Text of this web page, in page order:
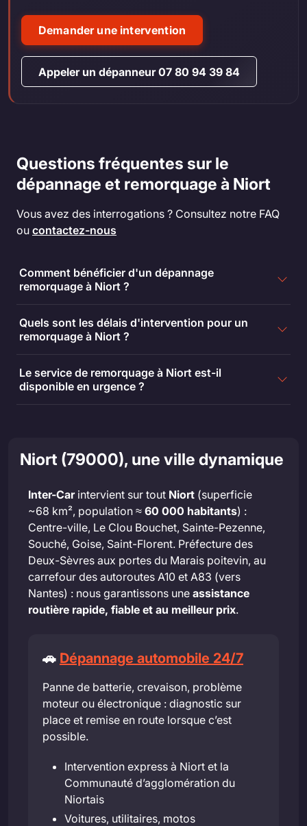
Demander une intervention
Appeler un dépanneur 07 80 94 39 84
Questions fréquentes sur le
dépannage et remorquage à Niort
Vous avez des interrogations ? Consultez notre FAQ
ou contactez-nous
Comment bénéficier d'un dépannage
remorquage à Niort ?
Quels sont les délais d'intervention pour un
remorquage à Niort ?
Le service de remorquage à Niort est-il
disponible en urgence ?
Niort (79000), une ville dynamique
Inter-Carintervient sur tout Niort (superficie
~68 km², population ≈ 60 000 habitants) :
Centre-ville, Le Clou Bouchet, Sainte-Pezenne,
Souché, Goise, Saint-Florent. Préfecture des
Deux-Sèvres aux portes du Marais poitevin, au
carrefour des autoroutes A10 et A83 (vers
Nantes) : nous garantissons une assistance
routière rapide, fiable et au meilleur prix.
🚗 Dépannage automobile 24/7
Panne de batterie, crevaison, problème
moteur ou électronique : diagnostic sur
place et remise en route lorsque c’est
possible.
Intervention express à Niort et la
Communauté d’agglomération du
Niortais
Voitures, utilitaires, motos